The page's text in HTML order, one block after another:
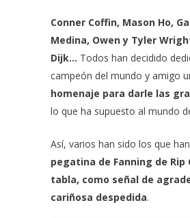
Conner Coffin, Mason Ho,
Medina, Owen y Tyler
Dijk… Todos han decidido
campeón del mundo y amigo
homenaje para darle las
lo que ha supuesto al mundo
Así, varios han sido los que han
pegatina de Fanning de Rip
tabla, como señal de
cariñosa despedida.